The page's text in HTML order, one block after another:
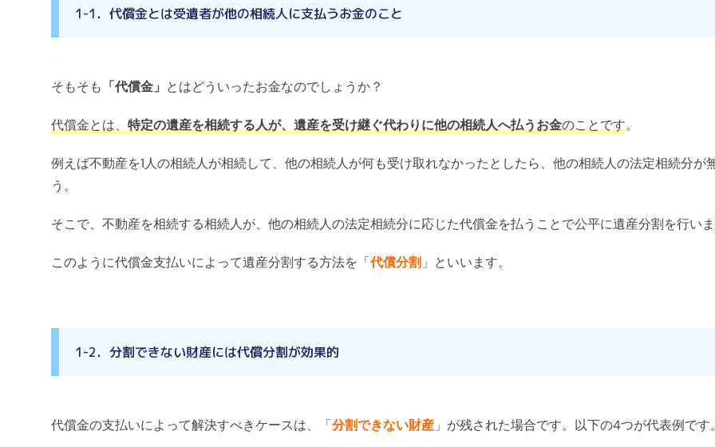
1-1．代償金とは受遺者が他の相続人に支払うお金のこと
そもそも 「代償金」 とはどういったお金なのでしょうか？
代償金とは、 特定の遺産を相続する人が、遺産を受け継ぐ代わりに他の相続人へ払うお金のことです。
例えば不動産を1人の相続人が相続して、他の相続人が何も受け取れなかったとしたら、他の相続人の法定相続分
う。
そこで、不動産を相続する相続人が、他の相続人の法定相続分に応じた代償金を払うことで公平に遺産分割を行い
このように代償金支払いによって遺産分割する方法を「代償分割 」といいます。
1-2．分割できない財産には代償分割が効果的
代償金の支払いによって解決すべきケースは、「分割できない財産」が残された場合です。以下の4つが代表例です